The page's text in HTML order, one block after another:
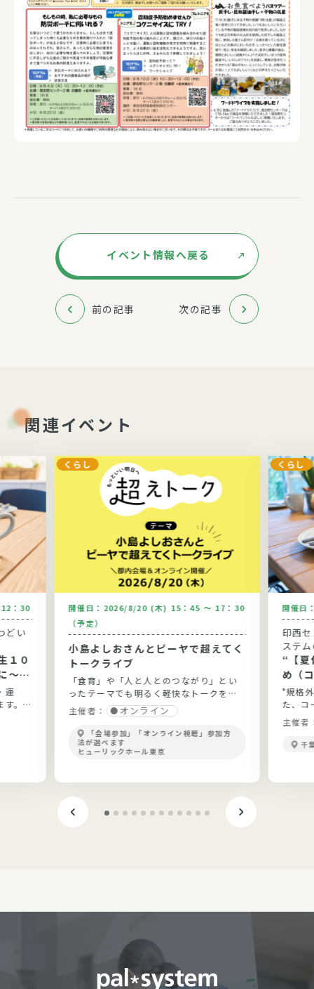
イベント情報へ戻る
前の記事 次の記事
関連イベント
：30
どい
１０
～健
践
運
す。
くらし
開催日： 2026/8/20 (木) 15：45 ～ 17：30
（予定）
小島よしおさんとピーヤで超えてく
トークライブ
「食育」や「人と人とのつながり」とい
ったテーマでも明るく軽快なトークを展
開！
主催者： オンライン
「会場参加」「オンライン視聴」参加方
法が選べます
ヒューリックホール東京
くらし
開催日
印西
ステ
“【夏
め（
う”
"規格
た、コ
主催者
千